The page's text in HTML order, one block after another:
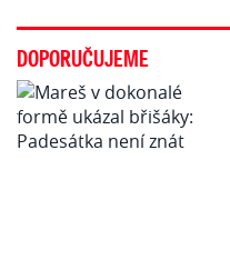
DOPORUČUJEME